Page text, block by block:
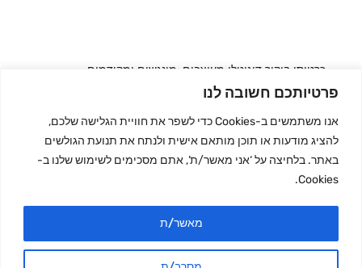
פרטיותכם חשובה לנו
אנו משתמשים ב-Cookies כדי לשפר את חוויית הגלישה שלכם,
להציג מודעות או תוכן מותאם אישית ולנתח את תנועת הגולשים
באתר. בלחיצה על ‘אני מאשר/ת’, אתם מסכימים לשימוש שלנו ב-
Cookies.
מאשר/ת
כרטיסי ביקור דיגיטלי מעוצבים, מונגשים ומקודמים
מדריך בעלי המקצוע
מדריך העסקים